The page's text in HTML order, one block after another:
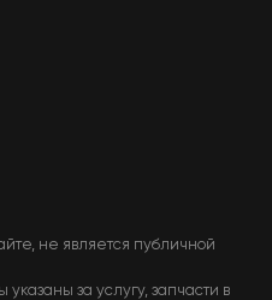
не является публичной
за услугу, запчасти в